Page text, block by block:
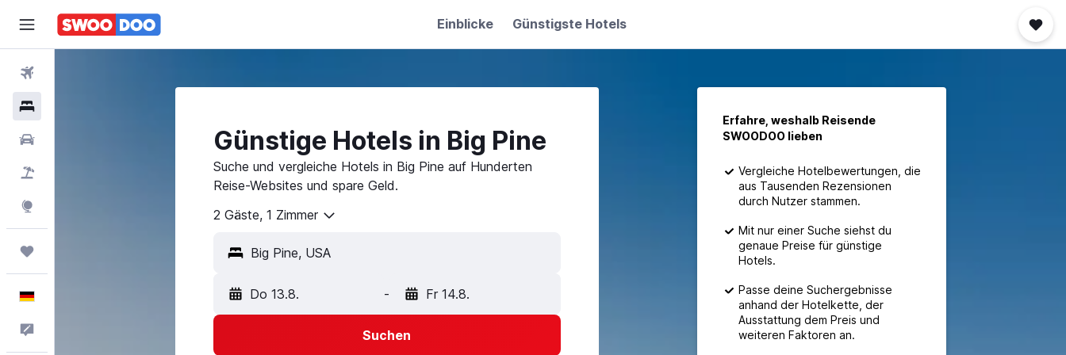
Einblicke Günstigste Hotels
Günstige Hotels in Big Pine
Suche und vergleiche Hotels in Big Pine auf Hunderten
Reise-Websites und spare Geld.
2 Gäste, 1 Zimmer
Do 13.8. - Fr 14.8.
Suchen
Erfahre, weshalb Reisende
SWOODOO lieben
Vergleiche Hotelbewertungen, die
aus Tausenden Rezensionen
durch Nutzer stammen.
Mit nur einer Suche siehst du
genaue Preise für günstige
Hotels.
Passe deine Suchergebnisse
anhand der Hotelkette, der
Ausstattung dem Preis und
weiteren Faktoren an.